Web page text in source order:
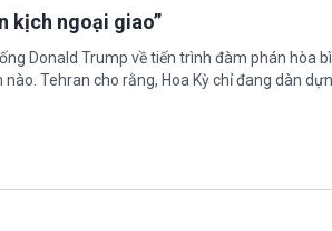
kịch ngoại giao”
Donald Trump về tiến trình đàm phán hòa
Tehran cho rằng, Hoa Kỳ chỉ đang dàn